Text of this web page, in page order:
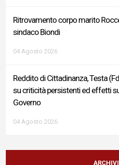
Ritrovamento corpo marito
sindaco Biondi
04 Agosto 2026
Reddito di Cittadinanza, Testa
su criticità persistenti ed effetti
Governo
04 Agosto 2026
Sigismondi, Liris e Testa:
Ministro Roccella e alla sua